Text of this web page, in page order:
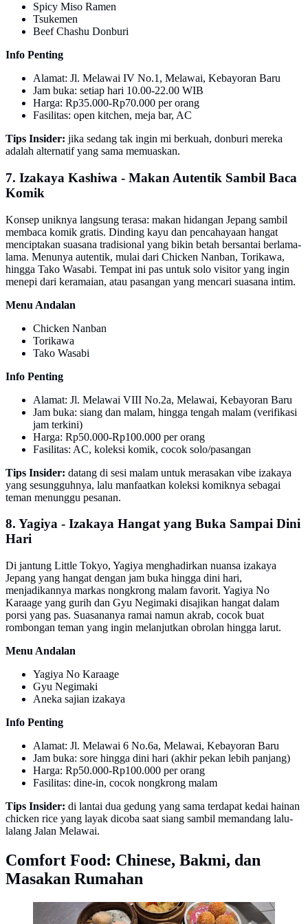
Spicy Miso Ramen
Tsukemen
Beef Chashu Donburi
Info Penting
Alamat: Jl. Melawai IV No.1, Melawai, Kebayoran Baru
Jam buka: setiap hari 10.00-22.00 WIB
Harga: Rp35.000-Rp70.000 per orang
Fasilitas: open kitchen, meja bar, AC
Tips Insider: jika sedang tak ingin mi berkuah, donburi mereka
adalah alternatif yang sama memuaskan.
7. Izakaya Kashiwa - Makan Autentik Sambil Baca
Komik
Konsep uniknya langsung terasa: makan hidangan Jepang sambil
membaca komik gratis. Dinding kayu dan pencahayaan hangat
menciptakan suasana tradisional yang bikin betah bersantai berlama-
lama. Menunya autentik, mulai dari Chicken Nanban, Torikawa,
hingga Tako Wasabi. Tempat ini pas untuk solo visitor yang ingin
menepi dari keramaian, atau pasangan yang mencari suasana intim.
Menu Andalan
Chicken Nanban
Torikawa
Tako Wasabi
Info Penting
Alamat: Jl. Melawai VIII No.2a, Melawai, Kebayoran Baru
Jam buka: siang dan malam, hingga tengah malam (verifikasi
jam terkini)
Harga: Rp50.000-Rp100.000 per orang
Fasilitas: AC, koleksi komik, cocok solo/pasangan
Tips Insider: datang di sesi malam untuk merasakan vibe izakaya
yang sesungguhnya, lalu manfaatkan koleksi komiknya sebagai
teman menunggu pesanan.
8. Yagiya - Izakaya Hangat yang Buka Sampai Dini
Hari
Di jantung Little Tokyo, Yagiya menghadirkan nuansa izakaya
Jepang yang hangat dengan jam buka hingga dini hari,
menjadikannya markas nongkrong malam favorit. Yagiya No
Karaage yang gurih dan Gyu Negimaki disajikan hangat dalam
porsi yang pas. Suasananya ramai namun akrab, cocok buat
rombongan teman yang ingin melanjutkan obrolan hingga larut.
Menu Andalan
Yagiya No Karaage
Gyu Negimaki
Aneka sajian izakaya
Info Penting
Alamat: Jl. Melawai 6 No.6a, Melawai, Kebayoran Baru
Jam buka: sore hingga dini hari (akhir pekan lebih panjang)
Harga: Rp50.000-Rp100.000 per orang
Fasilitas: dine-in, cocok nongkrong malam
Tips Insider: di lantai dua gedung yang sama terdapat kedai hainan
chicken rice yang layak dicoba saat siang sambil memandang lalu-
lalang Jalan Melawai.
Comfort Food: Chinese, Bakmi, dan
Masakan Rumahan